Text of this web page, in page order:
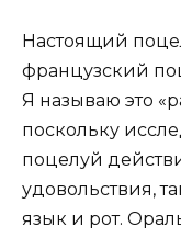
Настоящий
французский
Я называю это
поскольку
поцелуй
удовольствия,
язык и рот.